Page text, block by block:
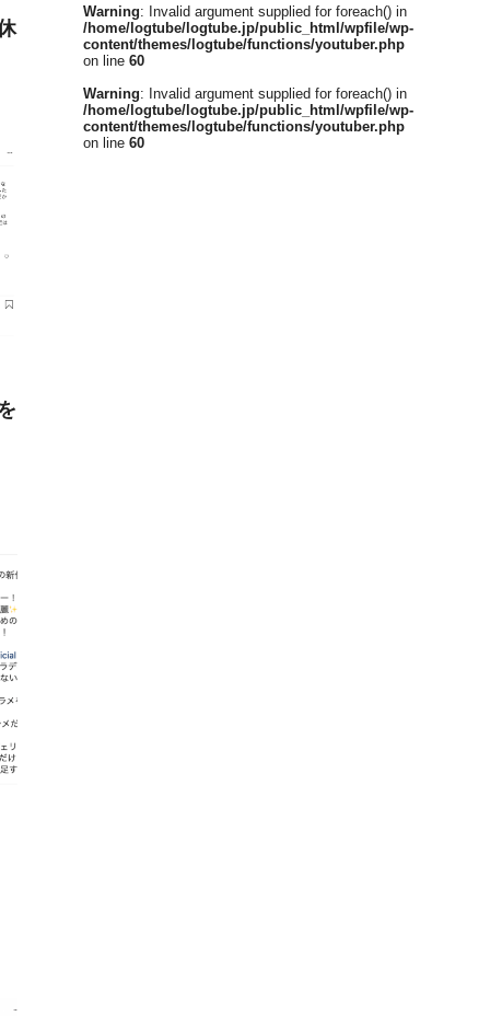
Warning: Invalid argument supplied for foreach() in
/home/logtube/logtube.jp/public_html/wpfile/wp-
content/themes/logtube/functions/youtuber.php
on line 60
Warning: Invalid argument supplied for foreach() in
/home/logtube/logtube.jp/public_html/wpfile/wp-
content/themes/logtube/functions/youtuber.php
on line 60